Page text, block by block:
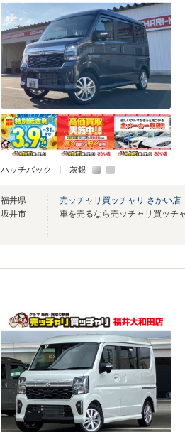
ハッチバック 灰銀
福井県
坂井市
売ッチャリ買ッチャリ さかい店